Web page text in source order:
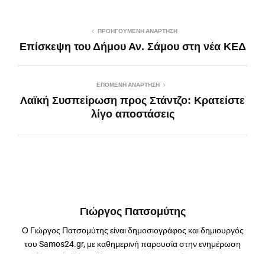
ΠΡΟΗΓΟΎΜΕΝΗ ΑΝΆΡΤΗΣΗ
Επίσκεψη του Δήμου Αν. Σάμου στη νέα ΚΕΔ
ΕΠΌΜΕΝΗ ΑΝΆΡΤΗΣΗ
Λαϊκή Συσπείρωση προς Στάντζο: Κρατείστε
λίγο αποστάσεις
Γιώργος Πατσομύτης
Ο Γιώργος Πατσομύτης είναι δημοσιογράφος και δημιουργός
του Samos24.gr, με καθημερινή παρουσία στην ενημέρωση